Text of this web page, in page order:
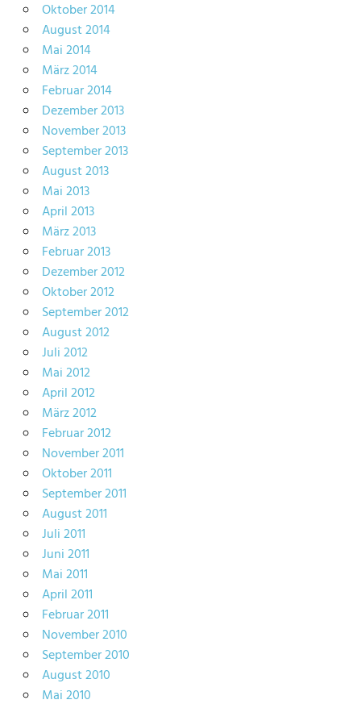
Oktober 2014
August 2014
Mai 2014
März 2014
Februar 2014
Dezember 2013
November 2013
September 2013
August 2013
Mai 2013
April 2013
März 2013
Februar 2013
Dezember 2012
Oktober 2012
September 2012
August 2012
Juli 2012
Mai 2012
April 2012
März 2012
Februar 2012
November 2011
Oktober 2011
September 2011
August 2011
Juli 2011
Juni 2011
Mai 2011
April 2011
Februar 2011
November 2010
September 2010
August 2010
Mai 2010